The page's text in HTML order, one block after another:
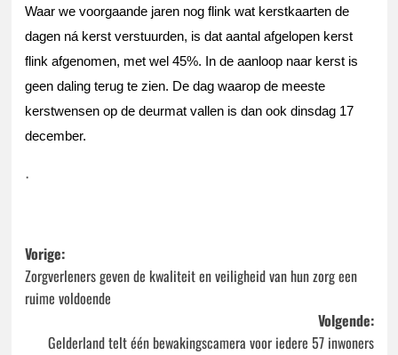
Waar we voorgaande jaren nog flink wat kerstkaarten de
dagen ná kerst verstuurden, is dat aantal afgelopen kerst
flink afgenomen, met wel 45%. In de aanloop naar kerst is
geen daling terug te zien. De dag waarop de meeste
kerstwensen op de deurmat vallen is dan ook dinsdag 17
december.
ᐧ
Bericht
navigatie
Vorige:
Zorgverleners geven de kwaliteit en veiligheid van hun zorg een
ruime voldoende
Volgende:
Gelderland telt één bewakingscamera voor iedere 57 inwoners